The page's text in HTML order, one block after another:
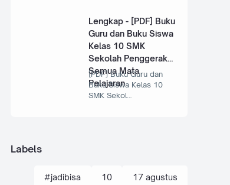
Lengkap - [PDF] Buku
Guru dan Buku Siswa
Kelas 10 SMK
Sekolah Penggerak
Semua Mata
Pelajaran
[PDF] Buku Guru dan
Buku Siswa Kelas 10
SMK Sekol…
Labels
#jadibisa 10 17 agustus